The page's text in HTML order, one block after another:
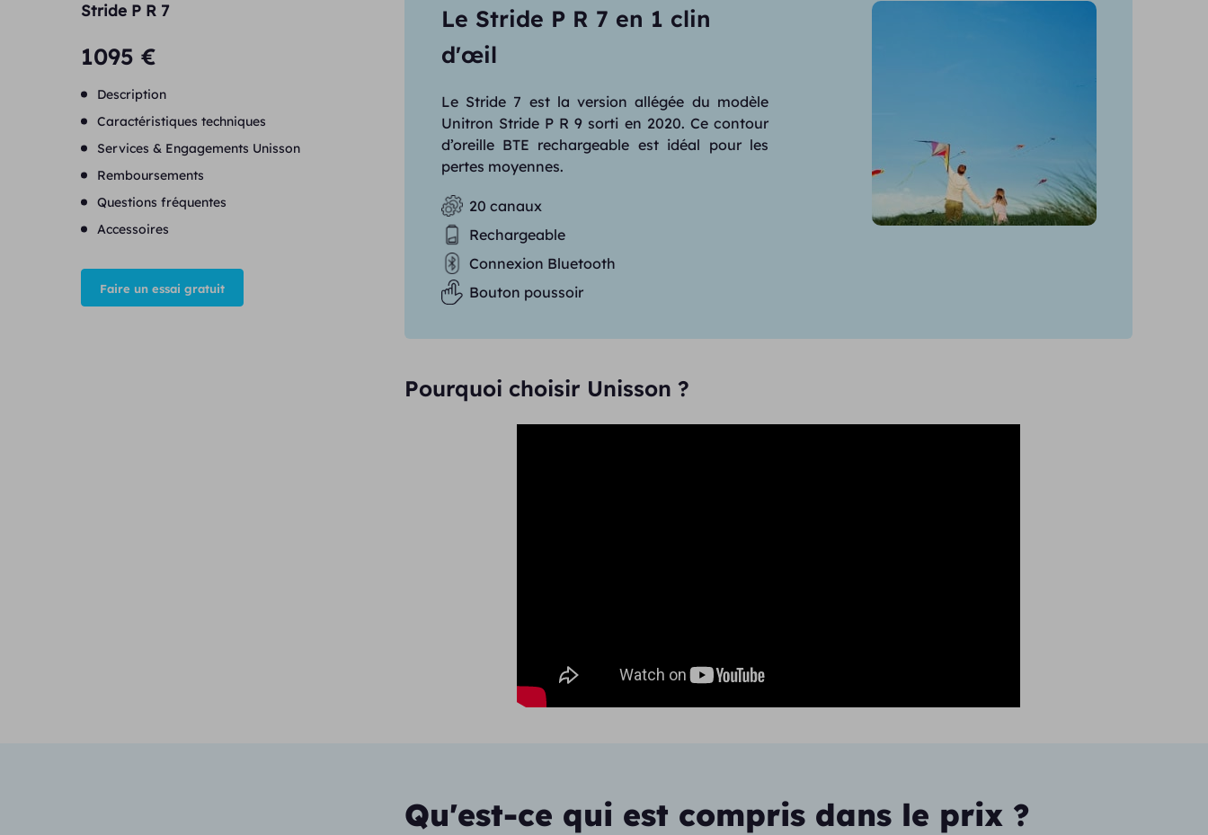
Stride P R 7
1095 €
Description
Caractéristiques techniques
Services & Engagements Unisson
Remboursements
Questions fréquentes
Accessoires
Faire un essai gratuit
Le Stride P R 7 en 1 clin
d'œil
Le Stride 7 est la version allégée du modèle
Unitron Stride P R 9 sorti en 2020. Ce contour
d’oreille BTE rechargeable est idéal pour les
pertes moyennes.
20 canaux
Rechargeable
Connexion Bluetooth
Bouton poussoir
Pourquoi choisir Unisson ?
Qu'est-ce qui est compris dans le prix ?